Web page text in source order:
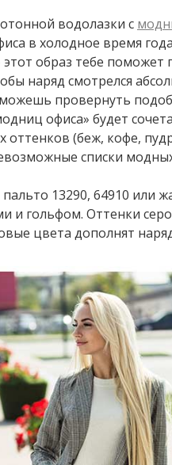
водолазки с
в холодное время
образ тебе поможет
наряд смотрелся
провернуть
офиса» будет
оттенков (беж, кофе,
списки
пальто 13290, 64910 или
и гольфом. Оттенки
цвета дополнят